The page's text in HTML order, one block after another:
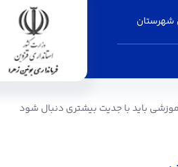
شهرستان
باید با جدیت بیشتری دنبال شود